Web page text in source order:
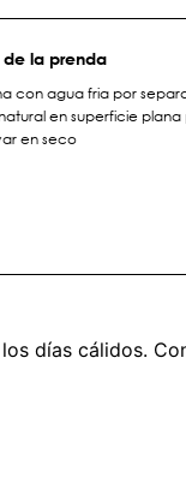
la prenda
con agua fria por
en superficie
en seco
días cálidos.